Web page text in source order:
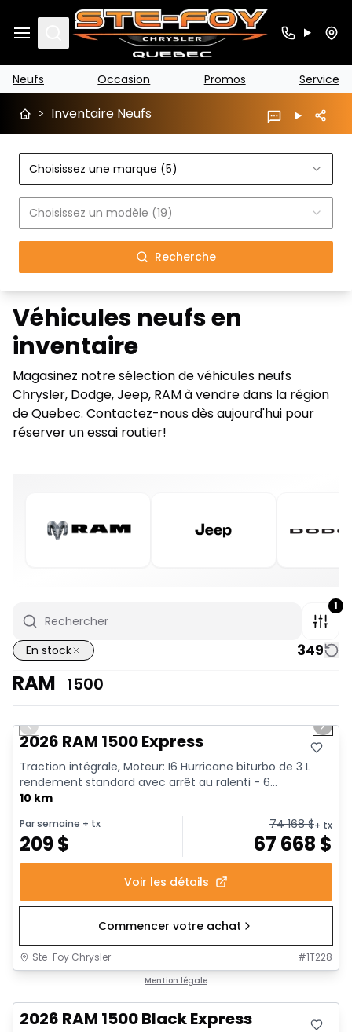
Search
Neufs Occasion Promos Service
> Inventaire Neufs
Choisissez une marque (5)
Choisissez un modèle (19)
Recherche
Véhicules neufs en
inventaire
Magasinez notre sélection de véhicules neufs
Chrysler, Dodge, Jeep, RAM à vendre dans la région
de Quebec. Contactez-nous dès aujourd'hui pour
réserver un essai routier!
1
En stock 349
RAM 1500
1/7
En stock
Previous slide Next
2026 RAM 1500 Express
Traction intégrale, Moteur: I6 Hurricane biturbo de 3 L
rendement standard avec arrêt au ralenti - 6...
10 km
Par semaine + tx
209$
74 168$+ tx
67 668 $
Voir les détails
Commencer votre achat
Ste-Foy Chrysler #1T228
Mention légale
2026 RAM 1500 Black Express